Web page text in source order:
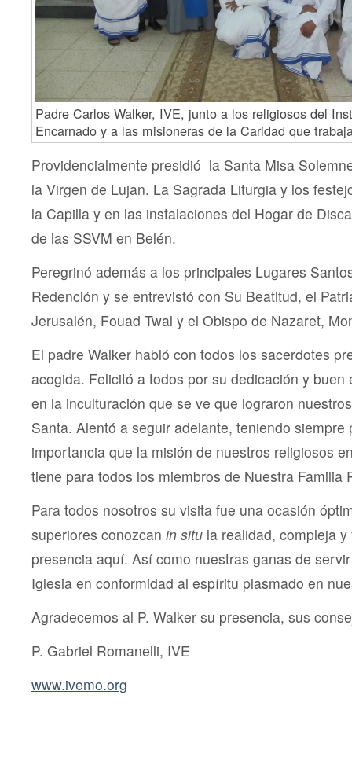
Padre Carlos Walker, IVE, junto a los religiosos del
Encarnado y a las misioneras de la Caridad que
Providencialmente presidió la Santa Misa
la Virgen de Lujan. La Sagrada Liturgia y los
la Capilla y en las instalaciones del Hogar de
de las SSVM en Belén.
Peregrinó además a los principales Lugares
Redención y se entrevistó con Su Beatitud, el
Jerusalén, Fouad Twal y el Obispo de Nazaret,
El padre Walker habló con todos los sacerdotes
acogida. Felicitó a todos por su dedicación y
en la inculturación que se ve que lograron
Santa. Alentó a seguir adelante, teniendo siempre
importancia que la misión de nuestros religiosos
tiene para todos los miembros de Nuestra Familia
Para todos nosotros su visita fue una ocasión
superiores conozcan in situ la realidad, compleja
presencia aquí. Así como nuestras ganas de
Iglesia en conformidad al espíritu plasmado en
Agradecemos al P. Walker su presencia, sus
P. Gabriel Romanelli, IVE
www.ivemo.org